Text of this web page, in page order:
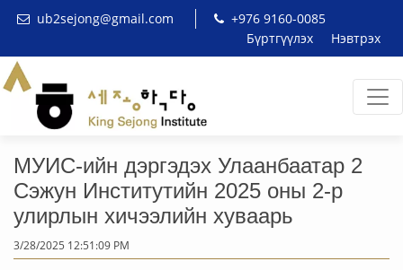
ub2sejong@gmail.com
+976 9160-0085
Бүртгүүлэх
Нэвтрэх
МУИС-ийн дэргэдэх Улаанбаатар 2
Сэжун Институтийн 2025 оны 2-р
улирлын хичээлийн хуваарь
3/28/2025 12:51:09 PM